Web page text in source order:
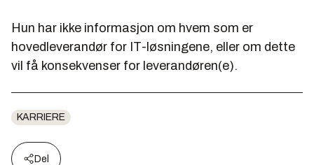
Hun har ikke informasjon om hvem som er
hovedleverandør for IT-løsningene, eller om dette
vil få konsekvenser for leverandøren(e).
KARRIERE
Del